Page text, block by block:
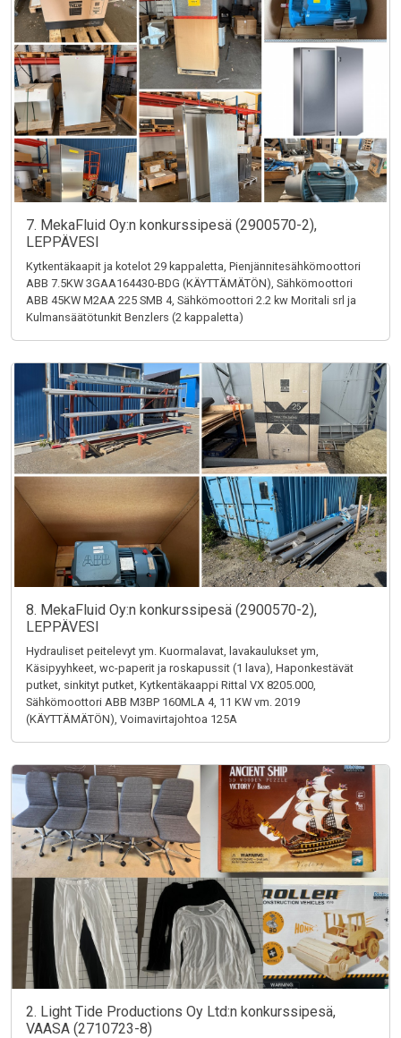
7. MekaFluid Oy:n konkurssipesä (2900570-2),
LEPPÄVESI
Kytkentäkaapit ja kotelot 29 kappaletta, Pienjännitesähkömoottori
ABB 7.5KW 3GAA164430-BDG (KÄYTTÄMÄTÖN), Sähkömoottori
ABB 45KW M2AA 225 SMB 4, Sähkömoottori 2.2 kw Moritali srl ja
Kulmansäätötunkit Benzlers (2 kappaletta)
8. MekaFluid Oy:n konkurssipesä (2900570-2),
LEPPÄVESI
Hydrauliset peitelevyt ym. Kuormalavat, lavakaulukset ym,
Käsipyyhkeet, wc-paperit ja roskapussit (1 lava), Haponkestävät
putket, sinkityt putket, Kytkentäkaappi Rittal VX 8205.000,
Sähkömoottori ABB M3BP 160MLA 4, 11 KW vm. 2019
(KÄYTTÄMÄTÖN), Voimavirtajohtoa 125A
2. Light Tide Productions Oy Ltd:n konkurssipesä,
VAASA (2710723-8)